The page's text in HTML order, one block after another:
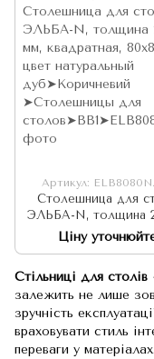
Артикул:
Столешница для
ЭЛЬБА-N, толщина
квадратная, 80х80
натуральный дуб
Ціну
Стільниці для
залежить не лише
зручність
враховувати стиль
переваги у